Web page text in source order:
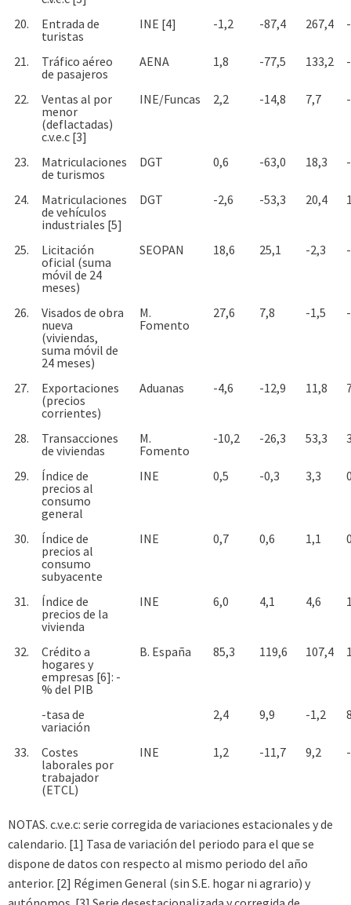
20.
Entrada de
turistas
INE [4] -1,2 -87,4 267,4
21.
Tráfico aéreo
de pasajeros
AENA 1,8 -77,5 133,2
22.
Ventas al por
menor
(deflactadas)
c.v.e.c [3]
INE/Funcas 2,2 -14,8 7,7
23.
Matriculaciones
de turismos
DGT 0,6 -63,0 18,3
24.
Matriculaciones
de vehículos
industriales [5]
DGT -2,6 -53,3 20,4
25.
Licitación
oficial (suma
móvil de 24
meses)
SEOPAN 18,6 25,1 -2,3
26.
Visados de obra
nueva
(viviendas,
suma móvil de
24 meses)
M.
Fomento
27,6 7,8 -1,5
27.
Exportaciones
(precios
corrientes)
Aduanas -4,6 -12,9 11,8
28.
Transacciones
de viviendas
M.
Fomento
-10,2 -26,3 53,3
29.
Índice de
precios al
consumo
general
INE 0,5 -0,3 3,3
30.
Índice de
precios al
consumo
subyacente
INE 0,7 0,6 1,1
31.
Índice de
precios de la
vivienda
INE 6,0 4,1 4,6
32.
Crédito a
hogares y
empresas [6]: -
% del PIB
B. España 85,3 119,6 107,4
-tasa de
variación
2,4 9,9 -1,2
33.
Costes
laborales por
trabajador
(ETCL)
INE 1,2 -11,7 9,2
NOTAS. c.v.e.c: serie corregida de variaciones estacionales y de
calendario. [1] Tasa de variación del periodo para el que se
dispone de datos con respecto al mismo periodo del año
anterior. [2] Régimen General (sin S.E. hogar ni agrario) y